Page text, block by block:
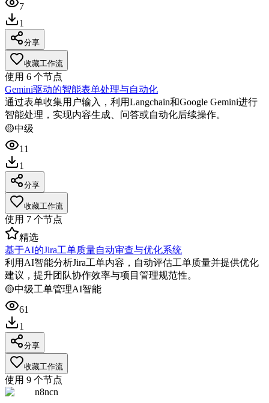
7
1
分享
收藏工作流
使用 6 个节点
Gemini驱动的智能表单处理与自动化
通过表单收集用户输入，利用Langchain和Google Gemini进行
智能处理，实现内容生成、问答或自动化后续操作。
🟡中级
11
1
分享
收藏工作流
使用 7 个节点
精选
基于AI的Jira工单质量自动审查与优化系统
利用AI智能分析Jira工单内容，自动评估工单质量并提供优化
建议，提升团队协作效率与项目管理规范性。
🟡中级工单管理AI智能
61
1
分享
收藏工作流
使用 9 个节点
n8ncn